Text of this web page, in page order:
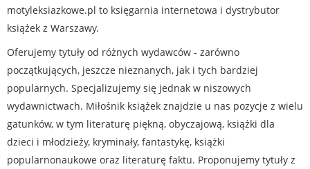
motyleksiazkowe.pl to księgarnia internetowa i dystrybutor
książek z Warszawy.
Oferujemy tytuły od różnych wydawców - zarówno
początkujących, jeszcze nieznanych, jak i tych bardziej
popularnych. Specjalizujemy się jednak w niszowych
wydawnictwach. Miłośnik książek znajdzie u nas pozycje z wielu
gatunków, w tym literaturę piękną, obyczajową, książki dla
dzieci i młodzieży, kryminały, fantastykę, książki
popularnonaukowe oraz literaturę faktu. Proponujemy tytuły z